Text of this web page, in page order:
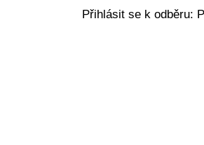
Přihlásit se k odběru: